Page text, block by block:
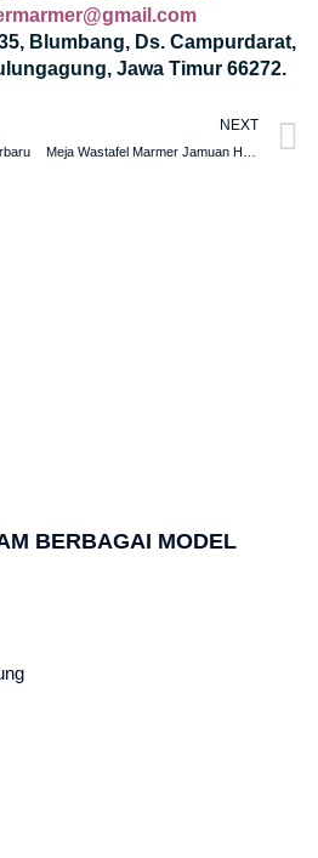
Blumbang, Ds. Campurdarat,
Jawa Timur 66272.
NEXT
BERBAGAI MODEL